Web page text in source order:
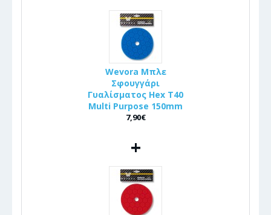
Wevora Μπλε
Σφουγγάρι
Γυαλίσματος Hex T40
Multi Purpose 150mm
7,90€
+